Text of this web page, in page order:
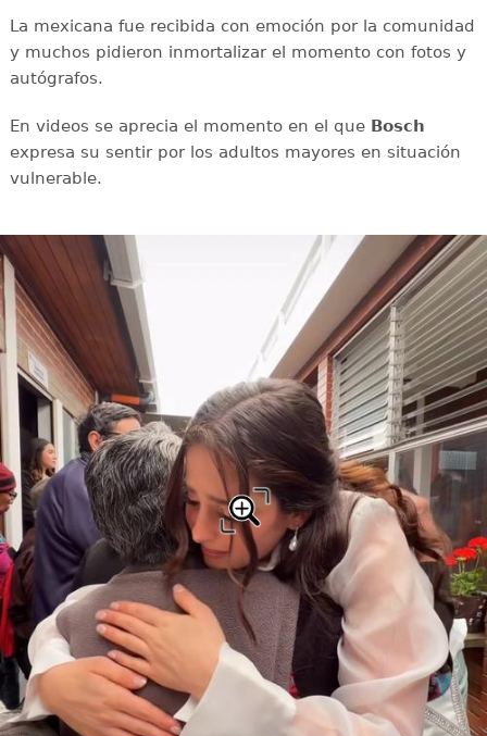
La mexicana fue recibida con emoción por la comunidad
y muchos pidieron inmortalizar el momento con fotos y
autógrafos.
En videos se aprecia el momento en el queBosch
expresa su sentir por los adultos mayores en situación
vulnerable.